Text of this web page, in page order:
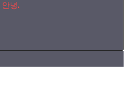
안녕.